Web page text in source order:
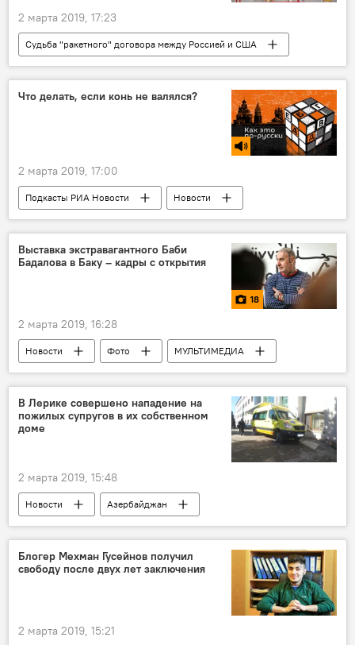
2 марта 2019, 17:23
Судьба "ракетного" договора между Россией и США
ТЕХНОЛОГИИ
ЖИЗНЬ
Россия
США
Что делать, если конь не валялся?
2 марта 2019, 17:00
Подкасты РИА Новости
Новости
РАДИО
МУЛЬТИМЕДИА
Выставка экстравагантного Баби
Бадалова в Баку – кадры с открытия
18
2 марта 2019, 16:28
Новости Фото
МУЛЬТИМЕДИА
Культура
ЖИЗНЬ
Азербайджан
Выставка
В Лерике совершено нападение на
пожилых супругов в их собственном
доме
2 марта 2019, 15:48
Новости
Азербайджан
Происшествия
ЖИЗНЬ
Лерикский район
Пожилые люди
Супруги
Маски нападение
Блогер Мехман Гусейнов получил
свободу после двух лет заключения
2 марта 2019, 15:21